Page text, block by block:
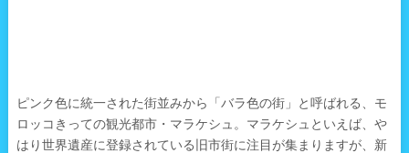
ピンク色に統一された街並みから「バラ色の街」と呼ばれる、モ
ロッコきっての観光都市・マラケシュ。マラケシュといえば、や
はり世界遺産に登録されている旧市街に注目が集まりますが、新